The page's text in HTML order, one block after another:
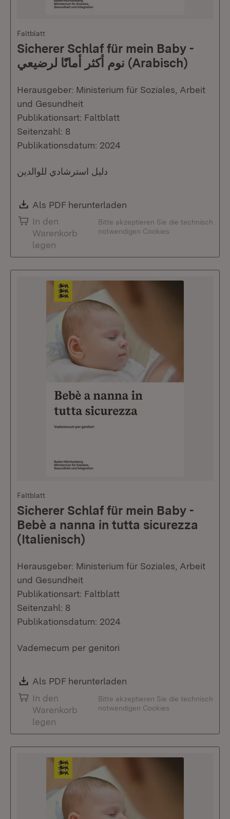
Faltblatt
Sicherer Schlaf für mein Baby -
نوم أكثر أمانًًا لرضيعي (Arabisch)
Herausgeber: Ministerium für Soziales, Arbeit
und Gesundheit
Publikationsart: Faltblatt
Seitenzahl: 8
Publikationsdatum: 2024
دليل استرشادي للوالدين
Download:
Als PDF herunterladen
In den
Warenkorb
legen
Bitte akzeptieren Sie die technisch
notwendigen Cookies
Faltblatt
Sicherer Schlaf für mein Baby -
Bebè a nanna in tutta sicurezza
(Italienisch)
Herausgeber: Ministerium für Soziales, Arbeit
und Gesundheit
Publikationsart: Faltblatt
Seitenzahl: 8
Publikationsdatum: 2024
Vademecum per genitori
Download:
Als PDF herunterladen
In den
Warenkorb
legen
Bitte akzeptieren Sie die technisch
notwendigen Cookies